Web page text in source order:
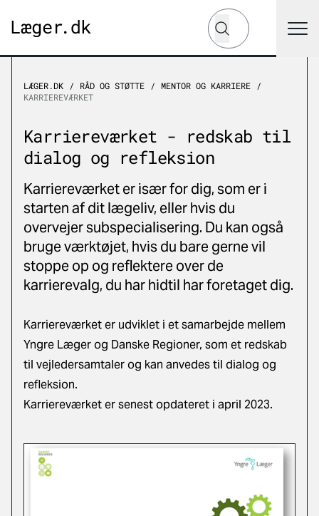
Hvad leder du efter?
Søg
LÆGER.DK RÅD OG STØTTE
MENTOR OG KARRIERE
KARRIEREVÆRKET
Karriereværket - redskab til
dialog og refleksion
Karriereværket er især for dig, som er i
starten af dit lægeliv, eller hvis du
overvejer subspecialisering. Du kan også
bruge værktøjet, hvis du bare gerne vil
stoppe op og reflektere over de
karrierevalg, du har hidtil har foretaget dig.
Karriereværket er udviklet i et samarbejde mellem
Yngre Læger og Danske Regioner, som et redskab
til vejledersamtaler og kan anvedes til dialog og
refleksion.
Karriereværket er senest opdateret i april 2023.